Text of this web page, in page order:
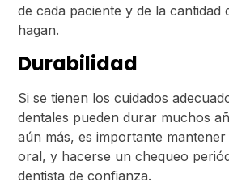
de cada paciente y de la cantidad
hagan.
Durabilidad
Si se tienen los cuidados
dentales pueden durar muchos
aún más, es importante
oral, y hacerse un chequeo
dentista de confianza.